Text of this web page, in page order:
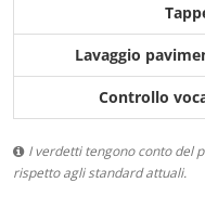
Lavaggio
Controllo
I verdetti tengono conto del
rispetto agli standard attuali.